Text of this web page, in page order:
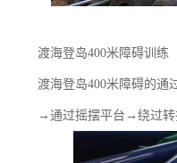
渡海登岛400米障碍训练
渡海登岛400米障碍的
→通过摇摆平台→绕过